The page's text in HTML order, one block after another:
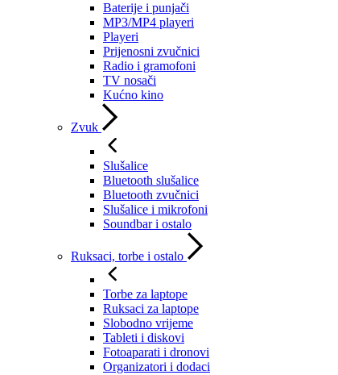
Baterije i punjači
MP3/MP4 playeri
Playeri
Prijenosni zvučnici
Radio i gramofoni
TV nosači
Kućno kino
Zvuk
Slušalice
Bluetooth slušalice
Bluetooth zvučnici
Slušalice i mikrofoni
Soundbar i ostalo
Ruksaci, torbe i ostalo
Torbe za laptope
Ruksaci za laptope
Slobodno vrijeme
Tableti i diskovi
Fotoaparati i dronovi
Organizatori i dodaci